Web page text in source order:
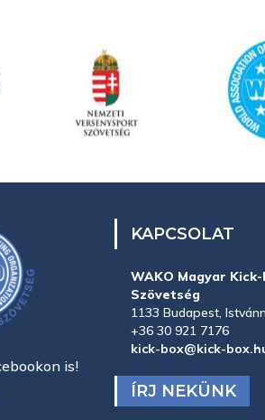
is!
KAPCSOLAT
WAKO Magyar
Szövetség
1133 Budapest,
+36 30 921 7176
kick-box@kick-
ÍRJ NEKÜNK